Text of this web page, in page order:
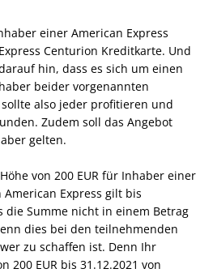
einer American Express
Centurion Kreditkarte. Und
hin, dass es sich um einen
beider vorgenannten
also jeder profitieren und
Zudem soll das Angebot
gelten.
von 200 EUR für Inhaber einer
Express gilt bis
die Summe nicht in einem Betrag
dies bei den teilnehmenden
zu schaffen ist. Denn Ihr
200 EUR bis 31.12.2021 von